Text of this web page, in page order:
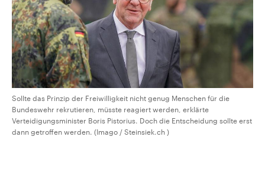
Sollte das Prinzip der Freiwilligkeit nicht genug Menschen für die
Bundeswehr rekrutieren, müsste reagiert werden, erklärte
Verteidigungsminister Boris Pistorius. Doch die Entscheidung sollte erst
dann getroffen werden. (Imago / Steinsiek.ch )